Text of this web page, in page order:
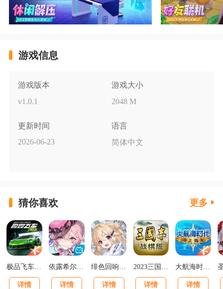
游戏信息
游戏版本
v1.0.1
游戏大小
2048 M
更新时间
2026-06-23
语言
简体中文
猜你喜欢 更多
详情
依露希尔星晓官方正版
详情 详情 详情 详情